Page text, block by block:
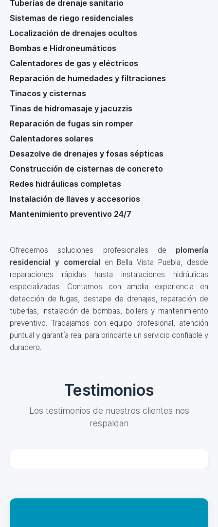
Tuberías de drenaje sanitario
Sistemas de riego residenciales
Localización de drenajes ocultos
Bombas e Hidroneumáticos
Calentadores de gas y eléctricos
Reparación de humedades y filtraciones
Tinacos y cisternas
Tinas de hidromasaje y jacuzzis
Reparación de fugas sin romper
Calentadores solares
Desazolve de drenajes y fosas sépticas
Construcción de cisternas de concreto
Redes hidráulicas completas
Instalación de llaves y accesorios
Mantenimiento preventivo 24/7
Ofrecemos soluciones profesionales de plomería
residencial y comercial en Bella Vista Puebla, desde
reparaciones rápidas hasta instalaciones hidráulicas
especializadas. Contamos con amplia experiencia en
detección de fugas, destape de drenajes, reparación de
tuberías, instalación de bombas, boilers y mantenimiento
preventivo. Trabajamos con equipo profesional, atención
puntual y garantía real para brindarte un servicio confiable y
duradero.
Testimonios
Los testimonios de nuestros clientes nos
respaldan